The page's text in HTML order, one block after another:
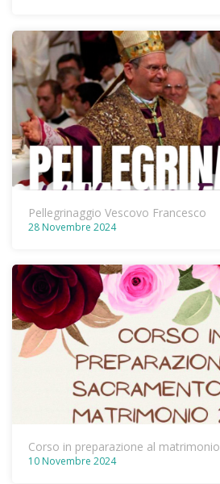
Pellegrinaggio Vescovo Francesco
28 Novembre 2024
Corso in preparazione al matrimonio
10 Novembre 2024